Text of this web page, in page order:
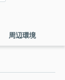
周辺環境